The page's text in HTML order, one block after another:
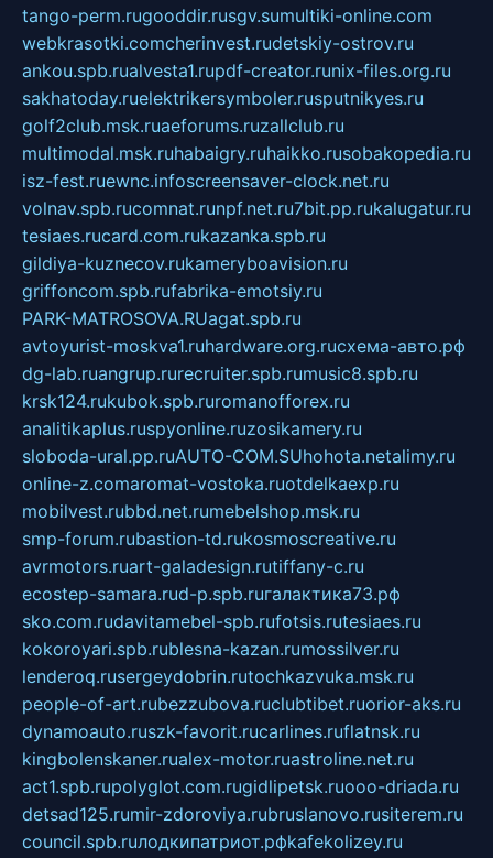
tango-perm.rugooddir.rusgv.sumultiki-online.com
webkrasotki.comcherinvest.rudetskiy-ostrov.ru
ankou.spb.rualvesta1.rupdf-creator.runix-files.org.ru
sakhatoday.ruelektrikersymboler.rusputnikyes.ru
golf2club.msk.ruaeforums.ruzallclub.ru
multimodal.msk.ruhabaigry.ruhaikko.rusobakopedia.ru
isz-fest.ruewnc.infoscreensaver-clock.net.ru
volnav.spb.rucomnat.runpf.net.ru7bit.pp.rukalugatur.ru
tesiaes.rucard.com.rukazanka.spb.ru
gildiya-kuznecov.rukameryboavision.ru
griffoncom.spb.rufabrika-emotsiy.ru
PARK-MATROSOVA.RUagat.spb.ru
avtoyurist-moskva1.ruhardware.org.ruсхема-авто.рф
dg-lab.ruangrup.rurecruiter.spb.rumusic8.spb.ru
krsk124.rukubok.spb.ruromanofforex.ru
analitikaplus.ruspyonline.ruzosikamery.ru
sloboda-ural.pp.ruAUTO-COM.SUhohota.netalimy.ru
online-z.comaromat-vostoka.ruotdelkaexp.ru
mobilvest.rubbd.net.rumebelshop.msk.ru
smp-forum.rubastion-td.rukosmoscreative.ru
avrmotors.ruart-galadesign.rutiffany-c.ru
ecostep-samara.rud-p.spb.ruгалактика73.рф
sko.com.rudavitamebel-spb.rufotsis.rutesiaes.ru
kokoroyari.spb.rublesna-kazan.rumossilver.ru
lenderoq.rusergeydobrin.rutochkazvuka.msk.ru
people-of-art.rubezzubova.ruclubtibet.ruorior-aks.ru
dynamoauto.ruszk-favorit.rucarlines.ruflatnsk.ru
kingbolenskaner.rualex-motor.ruastroline.net.ru
act1.spb.rupolyglot.com.rugidlipetsk.ruooo-driada.ru
detsad125.rumir-zdoroviya.rubruslanovo.rusiterem.ru
council.spb.ruлодкипатриот.рфkafekolizey.ru